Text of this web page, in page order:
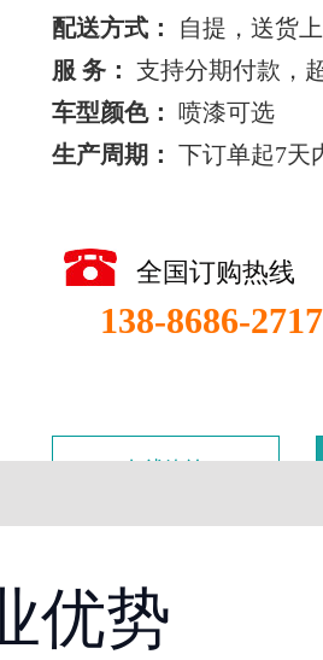
配送方式：
自提，送货
服 务： 支持分期付款，
车型颜色：
喷漆可选
生产周期： 下订单起7天
全国订购热线
138-8686-2717
优势